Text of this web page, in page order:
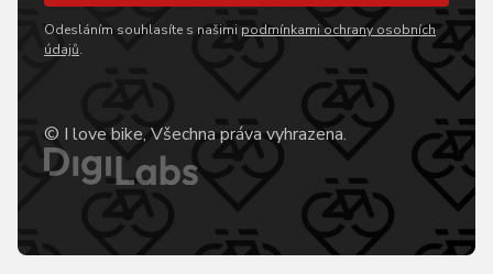
Odesláním souhlasíte s našimi podmínkami ochrany osobních
údajů.
© I love bike, Všechna práva vyhrazena.